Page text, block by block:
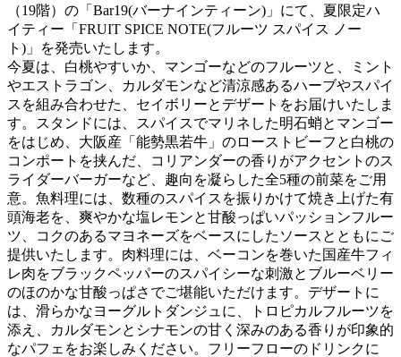
（19階）の「Bar19(バーナインティーン)」にて、夏限定ハ
イティー「FRUIT SPICE NOTE(フルーツ スパイス ノー
ト)」を発売いたします。
今夏は、白桃やすいか、マンゴーなどのフルーツと、ミント
やエストラゴン、カルダモンなど清涼感あるハーブやスパイ
スを組み合わせた、セイボリーとデザートをお届けいたしま
す。スタンドには、スパイスでマリネした明石蛸とマンゴー
をはじめ、大阪産「能勢黒若牛」のローストビーフと白桃の
コンポートを挟んだ、コリアンダーの香りがアクセントのス
ライダーバーガーなど、趣向を凝らした全5種の前菜をご用
意。魚料理には、数種のスパイスを振りかけて焼き上げた有
頭海老を、爽やかな塩レモンと甘酸っぱいパッションフルー
ツ、コクのあるマヨネーズをベースにしたソースとともにご
提供いたします。肉料理には、ベーコンを巻いた国産牛フィ
レ肉をブラックペッパーのスパイシーな刺激とブルーベリー
のほのかな甘酸っぱさでご堪能いただけます。デザートに
は、滑らかなヨーグルトダンジュに、トロピカルフルーツを
添え、カルダモンとシナモンの甘く深みのある香りが印象的
なパフェをお楽しみください。フリーフローのドリンクに